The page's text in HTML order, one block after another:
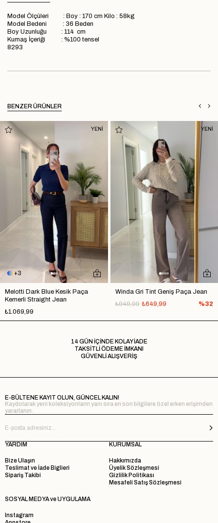
Model Ölçüleri : Boy : 170 cm Kilo : 58kg
Model Bedeni : 36 Beden
Boy Uzunluğu : 114 cm
Kumaş İçeriği : %100 tensel
8293
BENZER ÜRÜNLER
3
Melotti Dark Blue Kesik Paça
Kemerli Straight Jean
₺1.069,99
YENİ
Winda Gri Tint Geniş Paça Jean
₺649,99
₺949,99 %32
YENİ
14 GÜN İÇİNDE KOLAY İADE
TAKSİTLİ ÖDEME İMKANI
GÜVENLİ ALIŞVERİŞ
E-BÜLTENE KAYIT OLUN, GÜNCEL KALIN!
Kaydolarak yeni koleksiyonların yanı sıra en son bilgilere özel erken erişimden
yararlanın.
YARDIM
Bize Ulaşın
Teslimat ve İade Biglieri
Sipariş Takibi
KURUMSAL
Hakkımızda
Üyelik Sözleşmesi
Gizlilik Politikası
Mesafeli Satış Sözleşmesi
SOSYAL MEDYA ve UYGULAMA
Instagram